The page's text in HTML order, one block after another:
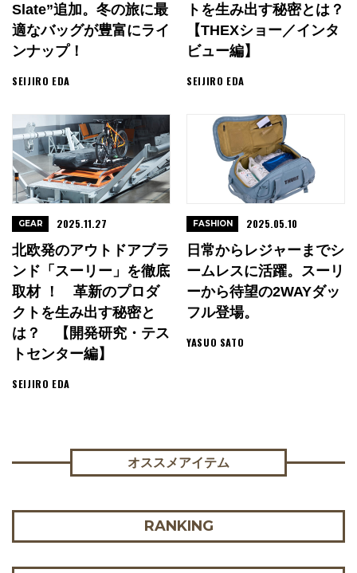
Slate”追加。冬の旅に最
適なバッグが豊富にライ
ンナップ！
SEIJIRO EDA
トを生み出す秘密とは？
【THEXショー／インタ
ビュー編】
SEIJIRO EDA
北欧発のアウトドアブラ
ンド「スーリー」を徹底
取材 ！ 革新のプロダ
クトを生み出す秘密と
は？ 【開発研究・テス
トセンター編】
SEIJIRO EDA
GEAR 2025.11.27
日常からレジャーまでシ
ームレスに活躍。スーリ
ーから待望の2WAYダッ
フル登場。
YASUO SATO
FASHION 2025.05.10
オススメアイテム
RANKING